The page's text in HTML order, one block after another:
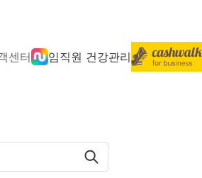
센터 임직원 건강관리